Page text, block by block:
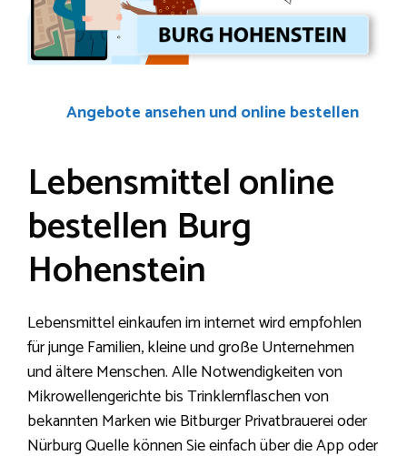
Angebote ansehen und online bestellen
Lebensmittel online
bestellen Burg
Hohenstein
Lebensmittel einkaufen im internet wird empfohlen
für junge Familien, kleine und große Unternehmen
und ältere Menschen. Alle Notwendigkeiten von
Mikrowellengerichte bis Trinklernflaschen von
bekannten Marken wie Bitburger Privatbrauerei oder
Nürburg Quelle können Sie einfach über die App oder